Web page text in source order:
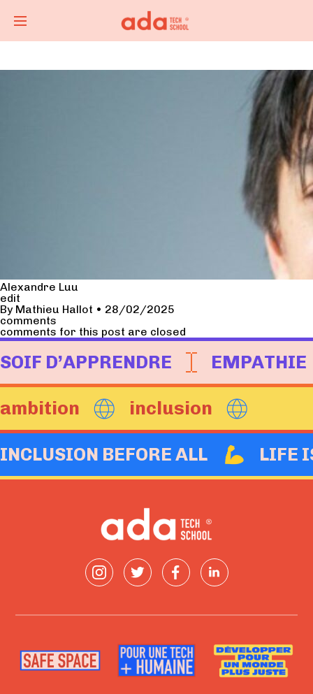
Alexandre Luu
edit
ByMathieu Hallot • 28/02/2025
comments
comments for this post are closed
SOIF D’APPRENDRE EMPATHIE
ambition inclusion
INCLUSION BEFORE ALL LIFE